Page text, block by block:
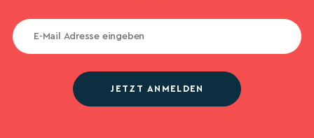
JETZT ANMELDEN